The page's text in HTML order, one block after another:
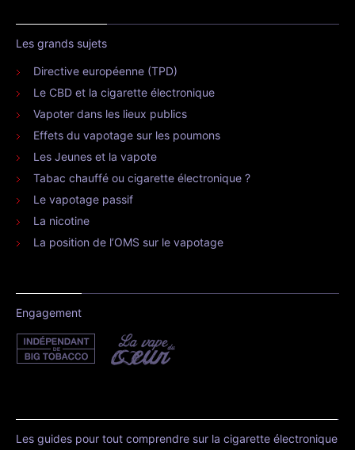
Les grands sujets
Directive européenne (TPD)
Le CBD et la cigarette électronique
Vapoter dans les lieux publics
Effets du vapotage sur les poumons
Les Jeunes et la vapote
Tabac chauffé ou cigarette électronique ?
Le vapotage passif
La nicotine
La position de l’OMS sur le vapotage
Engagement
Les guides pour tout comprendre sur la cigarette électronique